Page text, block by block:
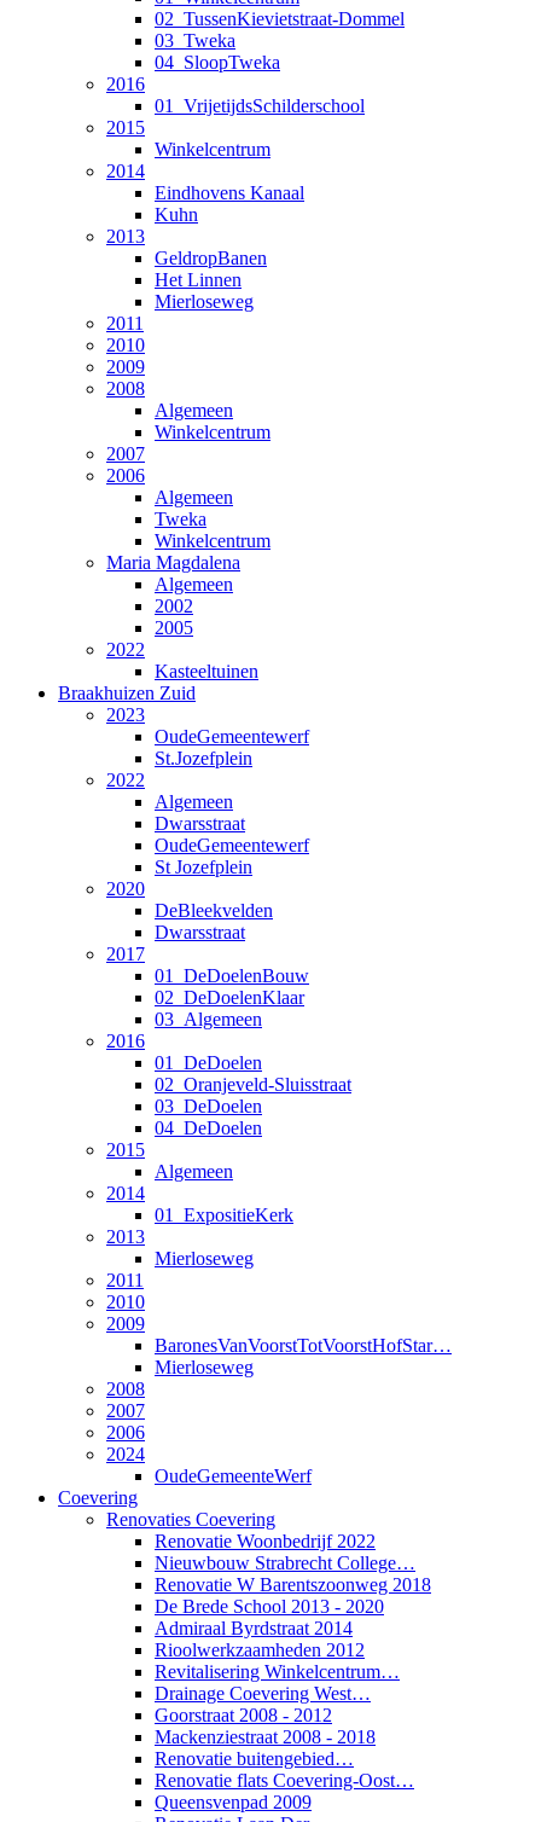
02_TussenKievietstraat-Dommel
03_Tweka
04_SloopTweka
2016
01_VrijetijdsSchilderschool
2015
Winkelcentrum
2014
Eindhovens Kanaal
Kuhn
2013
GeldropBanen
Het Linnen
Mierloseweg
2011
2010
2009
2008
Algemeen
Winkelcentrum
2007
2006
Algemeen
Tweka
Winkelcentrum
Maria Magdalena
Algemeen
2002
2005
2022
Kasteeltuinen
Braakhuizen Zuid
2023
OudeGemeentewerf
St.Jozefplein
2022
Algemeen
Dwarsstraat
OudeGemeentewerf
St Jozefplein
2020
DeBleekvelden
Dwarsstraat
2017
01_DeDoelenBouw
02_DeDoelenKlaar
03_Algemeen
2016
01_DeDoelen
02_Oranjeveld-Sluisstraat
03_DeDoelen
04_DeDoelen
2015
Algemeen
2014
01_ExpositieKerk
2013
Mierloseweg
2011
2010
2009
BaronesVanVoorstTotVoorstHofStar…
Mierloseweg
2008
2007
2006
2024
OudeGemeenteWerf
Coevering
Renovaties Coevering
Renovatie Woonbedrijf 2022
Nieuwbouw Strabrecht College…
Renovatie W Barentszoonweg 2018
De Brede School 2013 - 2020
Admiraal Byrdstraat 2014
Rioolwerkzaamheden 2012
Revitalisering Winkelcentrum…
Drainage Coevering West…
Goorstraat 2008 - 2012
Mackenziestraat 2008 - 2018
Renovatie buitengebied…
Renovatie flats Coevering-Oost…
Queensvenpad 2009